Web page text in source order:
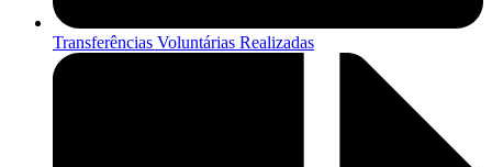
Transferências Voluntárias Realizadas